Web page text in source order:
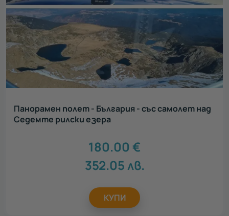
Панорамен полет - България - със самолет над
Седемте рилски езера
180.00 €
352.05лв.
КУПИ